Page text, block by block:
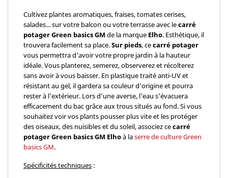
Cultivez plantes aromatiques, fraises, tomates cerises,
salades... sur votre balcon ou votre terrasse avec lecarré
potager Green basics GMde la marque Elho. Esthétique, il
trouvera facilement sa place.Sur pieds, cecarré potager
vous permettra d'avoir votre propre jardin à la hauteur
idéale. Vous planterez, semerez, observerez et récolterez
sans avoir à vous baisser. En plastique traité anti-UV et
résistant au gel, il gardera sa couleur d'origine et pourra
rester à l'extérieur. Lors d'une averse, l'eau s'évacuera
efficacement du bac grâce aux trous situés au fond. Si vous
souhaitez voir vos plants pousser plus vite et les protéger
des oiseaux, des nuisibles et du soleil, associez cecarré
potager Green basics GM Elhoà laserre de culture Green
basics GM.
Spécificités techniques :